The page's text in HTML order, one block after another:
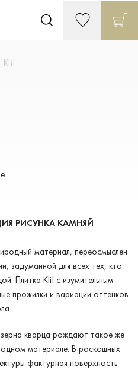
Klif
РИСУНКА КАМНЯЙ
материал, переосмыслен
задуманной для всех тех, кто
Плитка Klif с изумительным
прожилки и вариации оттенков
кварца рождают такое же
материале. В роскошных
фактурная поверхность